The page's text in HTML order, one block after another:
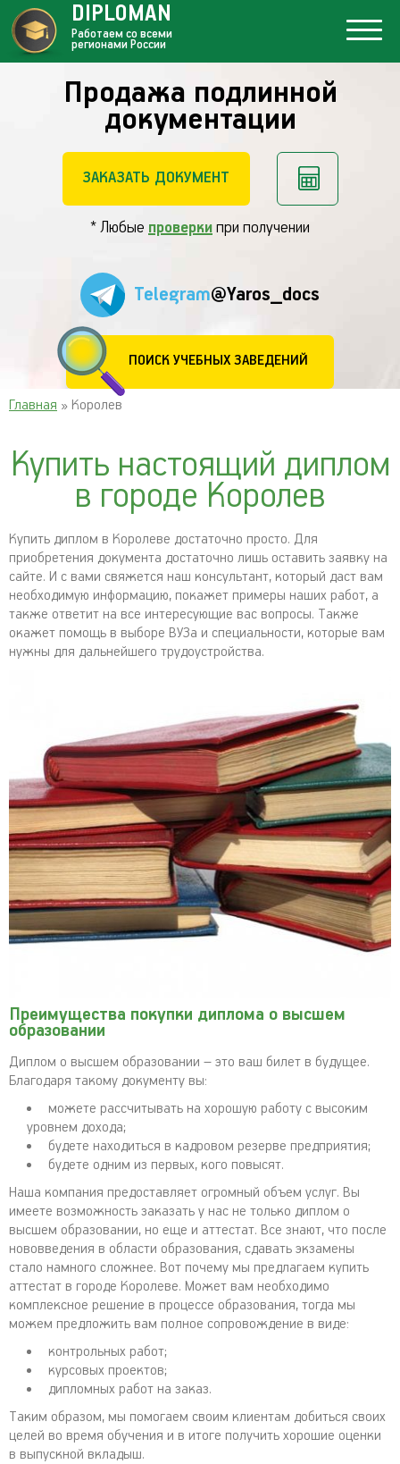
Продажа подлинной
документации
ЗАКАЗАТЬ ДОКУМЕНТ
* Любые проверки при получении
Telegram@Yaros_docs
ПОИСК УЧЕБНЫХ ЗАВЕДЕНИЙ
DIPLOMAN
Работаем со всеми
регионами России
Главная » Королев
Купить настоящий диплом
в городе Королев
Купить диплом в Королеве достаточно просто. Для
приобретения документа достаточно лишь оставить заявку на
сайте. И с вами свяжется наш консультант, который даст вам
необходимую информацию, покажет примеры наших работ, а
также ответит на все интересующие вас вопросы. Также
окажет помощь в выборе ВУЗа и специальности, которые вам
нужны для дальнейшего трудоустройства.
Преимущества покупки диплома о высшем
образовании
Диплом о высшем образовании – это ваш билет в будущее.
Благодаря такому документу вы:
можете рассчитывать на хорошую работу с высоким
уровнем дохода;
будете находиться в кадровом резерве предприятия;
будете одним из первых, кого повысят.
Наша компания предоставляет огромный объем услуг. Вы
имеете возможность заказать у нас не только диплом о
высшем образовании, но еще и аттестат. Все знают, что после
нововведения в области образования, сдавать экзамены
стало намного сложнее. Вот почему мы предлагаем купить
аттестат в городе Королеве. Может вам необходимо
комплексное решение в процессе образования, тогда мы
можем предложить вам полное сопровождение в виде:
контрольных работ;
курсовых проектов;
дипломных работ на заказ.
Таким образом, мы помогаем своим клиентам добиться своих
целей во время обучения и в итоге получить хорошие оценки
в выпускной вкладыш.